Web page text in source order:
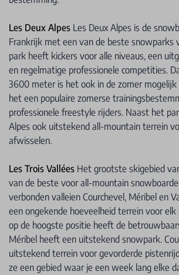
Les Deux Alpes Les Deux Alpes is de
Frankrijk met een van de beste snowparks
park heeft kickers voor alle niveaus, een
en regelmatige professionele competities.
3600 meter is het ook in de zomer
het een populaire zomerse
professionele freestyle rijders. Naast het
Alpes ook uitstekend all-mountain terrein
afwisselen.
Les Trois Vallées Het grootste skigebied
van de beste voor all-mountain
verbonden valleien Courchevel, Méribel en
een ongekende hoeveelheid terrein voor elk
op de hoogste positie heeft de
Méribel heeft een uitstekend snowpark.
uitstekend terrein voor gevorderde
ze een gebied waar je een week lang elke